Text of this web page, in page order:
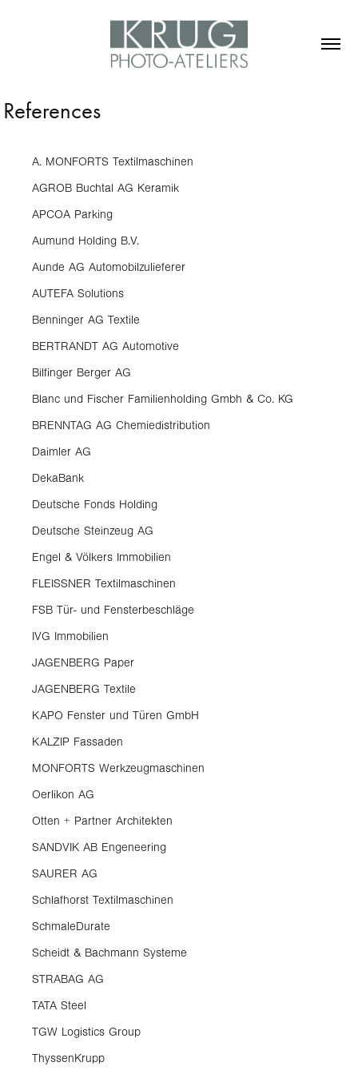
References
A. MONFORTS Textilmaschinen
AGROB Buchtal AG Keramik
APCOA Parking
Aumund Holding B.V.
Aunde AG Automobilzulieferer
AUTEFA Solutions
Benninger AG Textile
BERTRANDT AG Automotive
Bilfinger Berger AG
Blanc und Fischer Familienholding Gmbh & Co. KG
BRENNTAG AG Chemiedistribution
Daimler AG
DekaBank
Deutsche Fonds Holding
Deutsche Steinzeug AG
Engel & Völkers Immobilien
FLEISSNER Textilmaschinen
FSB Tür- und Fensterbeschläge
IVG Immobilien
JAGENBERG Paper
JAGENBERG Textile
KAPO Fenster und Türen GmbH
KALZIP Fassaden
MONFORTS Werkzeugmaschinen
Oerlikon AG
Otten + Partner Architekten
SANDVIK AB Engeneering
SAURER AG
Schlafhorst Textilmaschinen
SchmaleDurate
Scheidt & Bachmann Systeme
STRABAG AG
TATA Steel
TGW Logistics Group
ThyssenKrupp